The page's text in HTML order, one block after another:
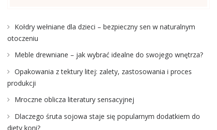
Kołdry wełniane dla dzieci – bezpieczny sen w naturalnym
otoczeniu
Meble drewniane – jak wybrać idealne do swojego wnętrza?
Opakowania z tektury litej: zalety, zastosowania i proces
produkcji
Mroczne oblicza literatury sensacyjnej
Dlaczego śruta sojowa staje się popularnym dodatkiem do
diety koni?